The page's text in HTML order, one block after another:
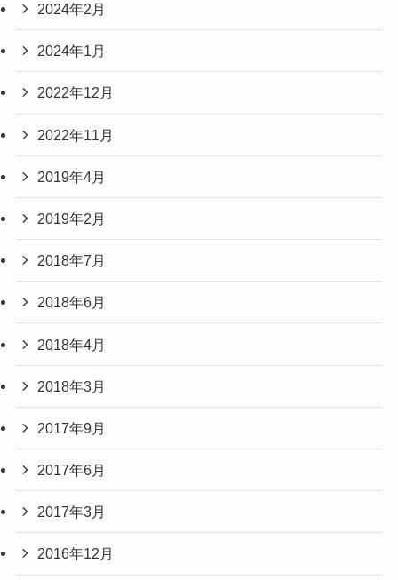
2024年2月
2024年1月
2022年12月
2022年11月
2019年4月
2019年2月
2018年7月
2018年6月
2018年4月
2018年3月
2017年9月
2017年6月
2017年3月
2016年12月